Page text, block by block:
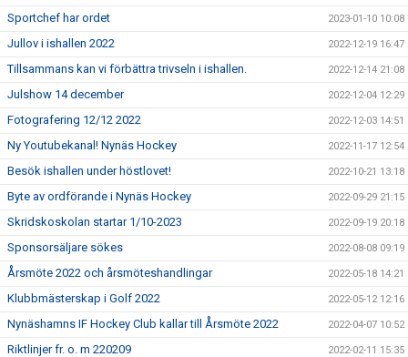
Sportchef har ordet 2023-01-10 10:08
Jullov i ishallen 2022 2022-12-19 16:47
Tillsammans kan vi förbättra trivseln i ishallen. 2022-12-14 21:08
Julshow 14 december 2022-12-04 12:29
Fotografering 12/12 2022 2022-12-03 14:51
Ny Youtubekanal! Nynäs Hockey 2022-11-17 12:54
Besök ishallen under höstlovet! 2022-10-21 13:18
Byte av ordförande i Nynäs Hockey 2022-09-29 21:15
Skridskoskolan startar 1/10-2023 2022-09-19 20:18
Sponsorsäljare sökes 2022-08-08 09:19
Årsmöte 2022 och årsmöteshandlingar 2022-05-18 14:21
Klubbmästerskap i Golf 2022 2022-05-12 12:16
Nynäshamns IF Hockey Club kallar till Årsmöte 2022 2022-04-07 10:52
Riktlinjer fr. o. m 220209 2022-02-11 15:35